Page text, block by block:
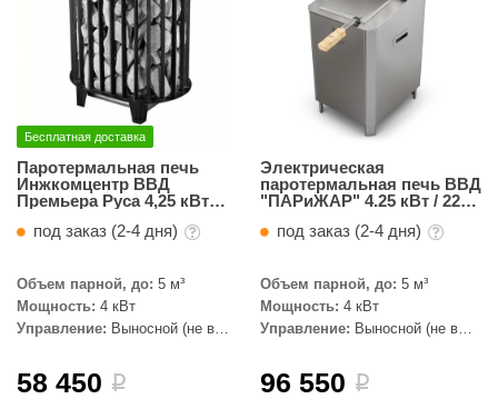
Бесплатная доставка
Паротермальная печь
Инжкомцентр ВВД
Премьера Руса 4,25 кВт
под заказ (2-4 дня)
Объем парной, до: 5 м³
Мощность: 4 кВт
Управление: Выносной (не в
58 450 i
Электрическая
паротермальная печь ВВД
"ПАРиЖАР" 4.25 кВт / 220
под заказ (2-4 дня)
Объем парной, до: 5 м³
Мощность: 4 кВт
Управление: Выносной (не в
96 550 i